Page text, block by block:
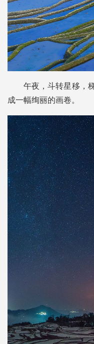
午夜，斗转星移，
成一幅绚丽的画卷。